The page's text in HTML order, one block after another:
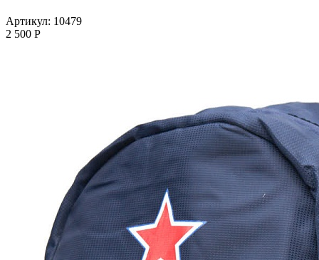
Артикул: 10479
2 500 P